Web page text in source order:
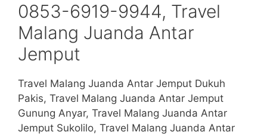
0853-6919-9944, Travel
Malang Juanda Antar
Jemput
Travel Malang Juanda Antar Jemput Dukuh
Pakis, Travel Malang Juanda Antar Jemput
Gunung Anyar, Travel Malang Juanda Antar
Jemput Sukolilo, Travel Malang Juanda Antar